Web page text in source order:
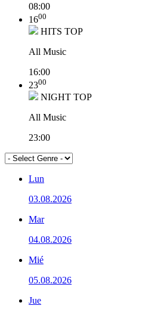
08:00
1600
HITS TOP
All Music
16:00
2300
NIGHT TOP
All Music
23:00
Lun
03.08.2026
Mar
04.08.2026
Mié
05.08.2026
Jue